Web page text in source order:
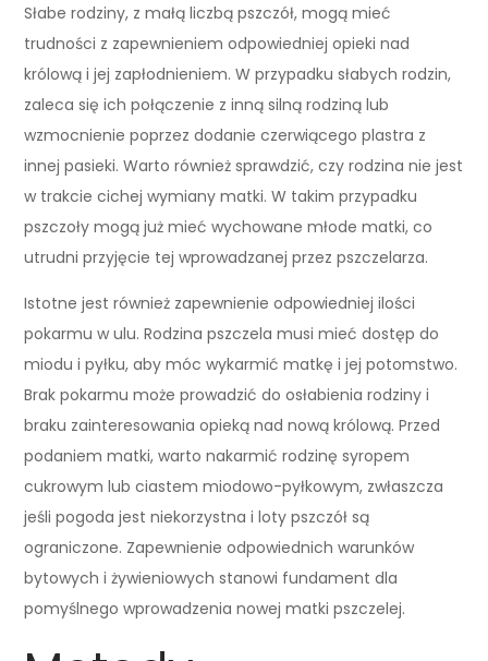
Słabe rodziny, z małą liczbą pszczół, mogą mieć
trudności z zapewnieniem odpowiedniej opieki nad
królową i jej zapłodnieniem. W przypadku słabych rodzin,
zaleca się ich połączenie z inną silną rodziną lub
wzmocnienie poprzez dodanie czerwiącego plastra z
innej pasieki. Warto również sprawdzić, czy rodzina nie jest
w trakcie cichej wymiany matki. W takim przypadku
pszczoły mogą już mieć wychowane młode matki, co
utrudni przyjęcie tej wprowadzanej przez pszczelarza.
Istotne jest również zapewnienie odpowiedniej ilości
pokarmu w ulu. Rodzina pszczela musi mieć dostęp do
miodu i pyłku, aby móc wykarmić matkę i jej potomstwo.
Brak pokarmu może prowadzić do osłabienia rodziny i
braku zainteresowania opieką nad nową królową. Przed
podaniem matki, warto nakarmić rodzinę syropem
cukrowym lub ciastem miodowo-pyłkowym, zwłaszcza
jeśli pogoda jest niekorzystna i loty pszczół są
ograniczone. Zapewnienie odpowiednich warunków
bytowych i żywieniowych stanowi fundament dla
pomyślnego wprowadzenia nowej matki pszczelej.